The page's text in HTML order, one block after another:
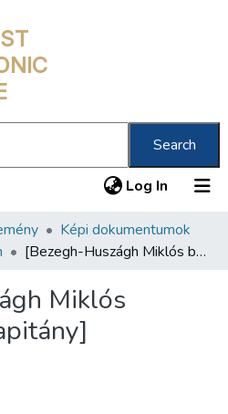
Search
Log In (current)
Képi dokumentumok
[Bezegh-Huszágh Miklós budapesti főkapitány]
Miklós